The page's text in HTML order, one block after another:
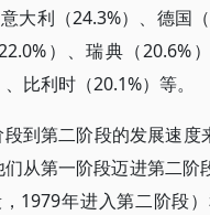
利（24.3%）、德国（
）、瑞典（20.6%
比利时（20.1%）等。
到第二阶段的发展速度
从第一阶段迈进第二阶
1979年进入第二阶段